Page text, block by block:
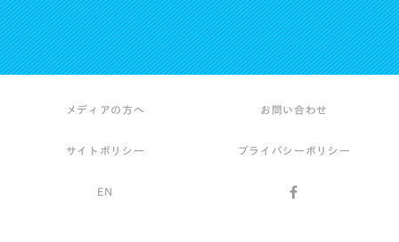
メディアの方へ お問い合わせ
サイトポリシー プライバシーポリシー
EN